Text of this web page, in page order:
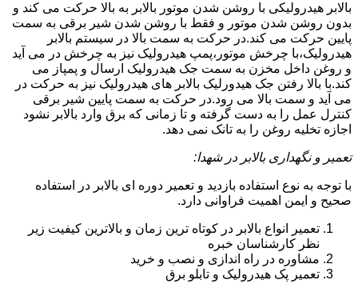
بالابر هیدرولیکی با روشن شدن موتور بالابر به بالا حرکت می کند و
بدون روشن شدن موتور و فقط با روشن شدن شیر برقی به سمت
پایین حرکت می کند.در حرکت به سمت بالا در سیستم بالابر
هیدرولیک،با چرخش موتور،پمپ هیدرولیک نیز به چرخش در می آید
و روغن داخل مخزن به سمت جک هیدرولیک ارسال و پمپاز می
کند.با بالا رفتن جک هیدورلیک بالابر های هیدرولیک نیز به حرکت در
می آید و سمت بالا می رود.در حرکت به سمت پایین شیر برقی
کنترل عمل را به دست گرفته و تا زمانی که برق وارد بالابر نشود
اجازه تخلیه روغن را به تانک نمی دهد.
تعمیر و نگهداری بالابر در شهدا:
با توجه به نوع استفاده بازدید و تعمیر دوره ای بالابر در استفاده
صحیح و ایمن اهمیت فراوانی دارد.
تعمیر انواع بالابر در کوتاه ترین زمان و بالاترین کیفیت زیر
نظر کارشناسان خبره
مشاوره در راه اندازی و نصب و خرید
تعمیر پک هیدرولیک و تابلو برق